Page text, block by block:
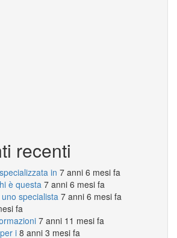
recenti
in 7 anni 6 mesi fa
è questa 7 anni 6 mesi fa
specialista 7 anni 6 mesi fa
fa
7 anni 11 mesi fa
i 8 anni 3 mesi fa